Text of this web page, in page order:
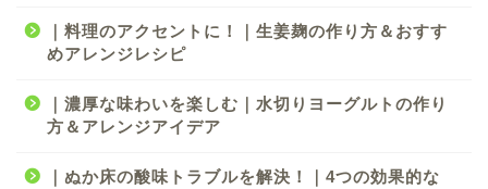
｜料理のアクセントに！｜生姜麹の作り方＆おすす
めアレンジレシピ
｜濃厚な味わいを楽しむ｜水切りヨーグルトの作り
方＆アレンジアイデア
｜ぬか床の酸味トラブルを解決！｜4つの効果的な